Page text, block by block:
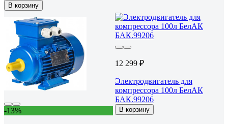
В корзину
-13%
12 299 ₽
Электродвигатель для
компрессора 100л БелАК
БАК.99206
В корзину